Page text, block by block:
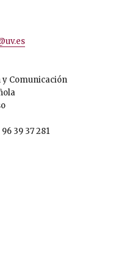
Comunicación
96 39 37 281